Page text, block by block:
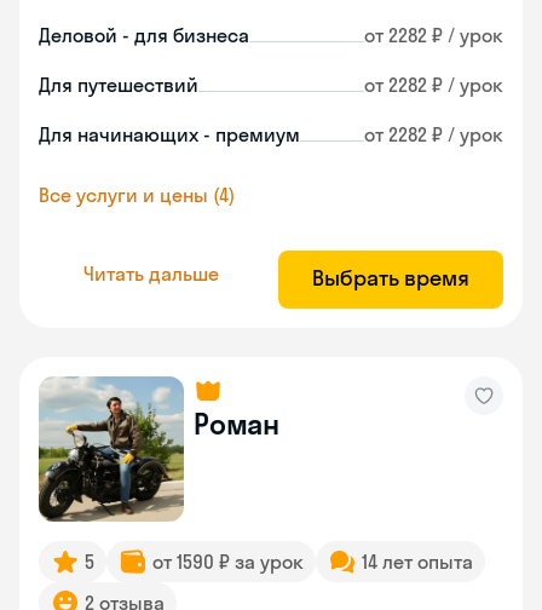
Деловой - для бизнеса от 2282 ₽ / урок
Для путешествий от 2282 ₽ / урок
Для начинающих - премиум от 2282 ₽ / урок
Все услуги и цены (4)
Читать дальше Выбрать время
Роман
5 от 1590 ₽ за урок
14 лет опыта
2 отзыва